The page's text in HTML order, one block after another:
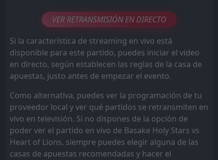
VER RETRANSMISIÓN EN DIRECTO
Si la característica de streaming en vivo está
disponible para este partido, puedes iniciar el video
en directo, según establecen las reglas de la casa de
apuestas, justo antes de empezar el evento.
Como alternativa, puedes ver la programación de tu
proveedor local y ver qué partidos se retransmiten en
vivo en televisión. Si no dispones de la opción de
poder ver el partido en vivo de Basake Holy Stars vs
Heart of Lions, siempre puedes elegir alguna de las
casas de apuestas recomendadas y hacer el